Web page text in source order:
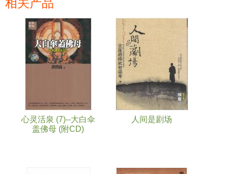
心灵活泉 (7)--大白伞
盖佛母 (附CD)
人间是剧场
页面